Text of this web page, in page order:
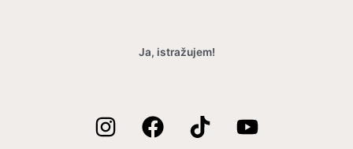
Ja, istražujem!